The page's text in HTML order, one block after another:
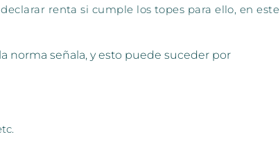
renta si cumple los topes para ello, en este
norma señala, y esto puede suceder por